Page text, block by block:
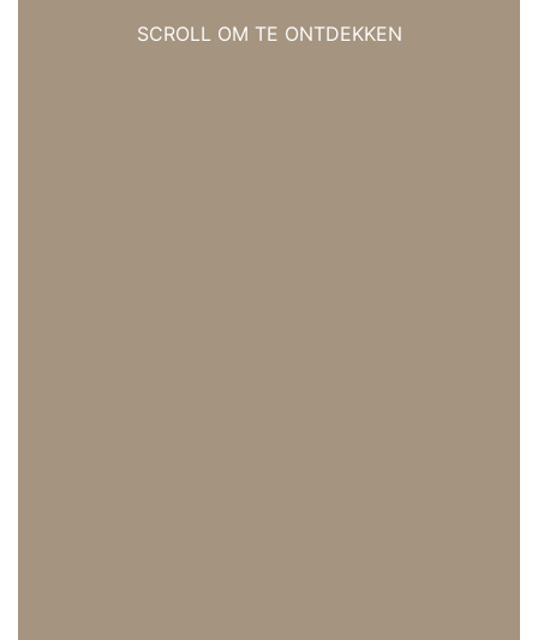
SCROLL OM TE ONTDEKKEN